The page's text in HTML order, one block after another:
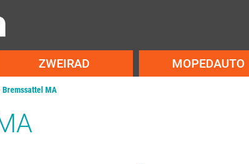
ZWEIRAD MOPEDAUTO
Bremssattel MA